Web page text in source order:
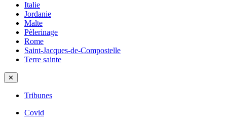
Italie
Jordanie
Malte
Pèlerinage
Rome
Saint-Jacques-de-Compostelle
Terre sainte
✕
Tribunes
Covid